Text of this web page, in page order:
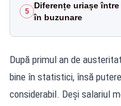
5
Diferențe uriașe
în buzunare
După primul an de
bine în statistici, însă
considerabil. Deși salariul